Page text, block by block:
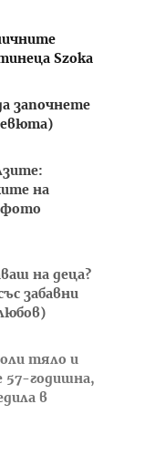
Szoka
започнете
на
на деца?
забавни
тяло и
57-годишна,
в